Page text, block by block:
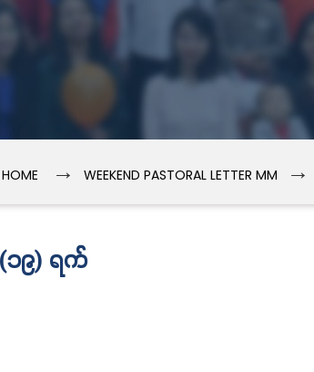
HOME → WEEKEND PASTORAL LETTER MM →
၁၉) ရက်